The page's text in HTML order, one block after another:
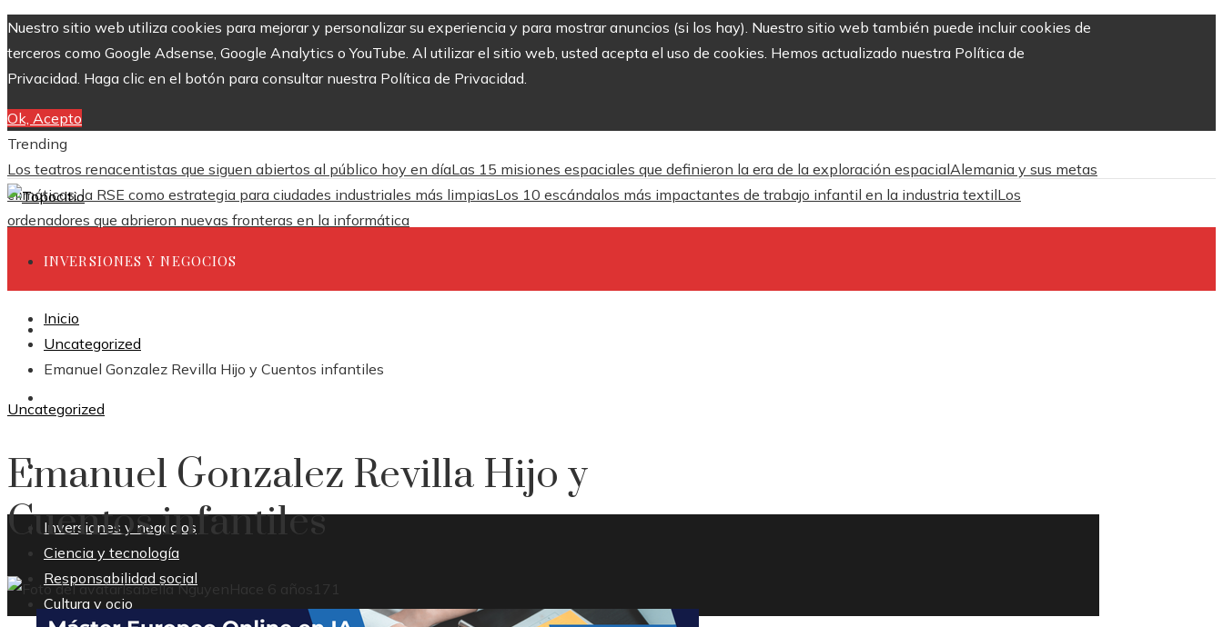
Nuestro sitio web utiliza cookies para mejorar y personalizar su experiencia y para mostrar anuncios (si los hay). Nuestro sitio web también puede incluir cookies de
terceros como Google Adsense, Google Analytics o YouTube. Al utilizar el sitio web, usted acepta el uso de cookies. Hemos actualizado nuestra Política de
Privacidad. Haga clic en el botón para consultar nuestra Política de Privacidad.
Ok, Acepto
Trending
Los teatros renacentistas que siguen abiertos al público hoy en díaLas 15 misiones espaciales que definieron la era de la exploración espacialAlemania y sus metas
climáticas: la RSE como estrategia para ciudades industriales más limpiasLos 10 escándalos más impactantes de trabajo infantil en la industria textilLos
ordenadores que abrieron nuevas fronteras en la informática
INVERSIONES Y NEGOCIOS
CIENCIA Y TECNOLOGÍA
CULTURA Y OCIO
Inversiones y negocios
Ciencia y tecnología
Responsabilidad social
Cultura y ocio
Inicio
Uncategorized
Emanuel Gonzalez Revilla Hijo y Cuentos infantiles
Uncategorized
Emanuel Gonzalez Revilla Hijo y
Cuentos infantiles
Isabella Nguyen Hace 6 años 171